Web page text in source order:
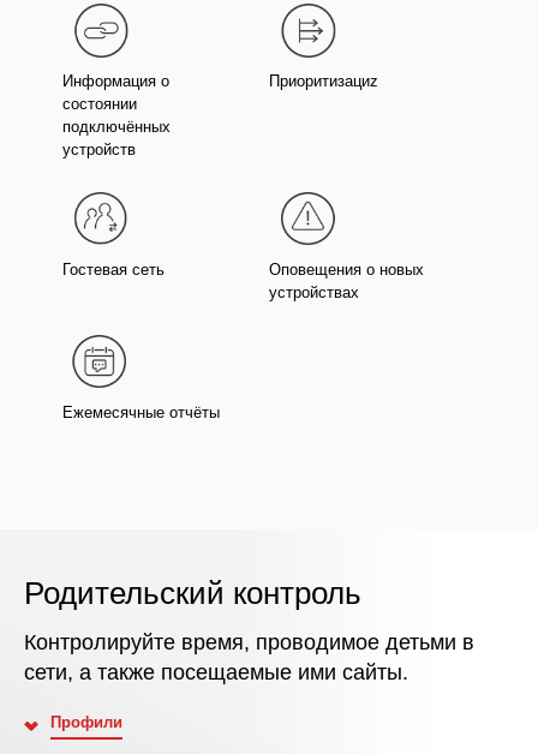
Информация о
состоянии
подключённых
устройств
Приоритизациz
Гостевая сеть
Оповещения о новых
устройствах
Ежемесячные отчёты
Родительский контроль
Контролируйте время, проводимое детьми в
сети, а также посещаемые ими сайты.
Профили